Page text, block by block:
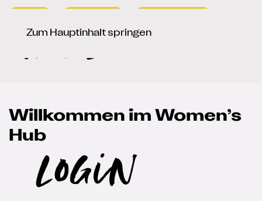
Zum Hauptinhalt springen
Sprache auswählen
de en
Willkommen im Women’s
Hub
Login